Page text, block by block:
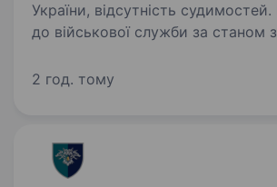
України, відсутність судимостей. Придатність
до військової служби за станом
Вміння працювати в команді та
2 год. тому